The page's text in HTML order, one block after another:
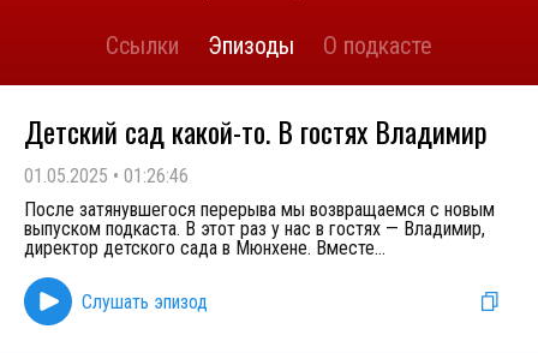
Ссылки Эпизоды О подкасте
Детский сад какой-то. В гостях Владимир
01.05.2025 • 01:26:46
После затянувшегося перерыва мы возвращаемся с новым
выпуском подкаста. В этот раз у нас в гостях — Владимир,
директор детского сада в Мюнхене. Вместе...
Слушать эпизод